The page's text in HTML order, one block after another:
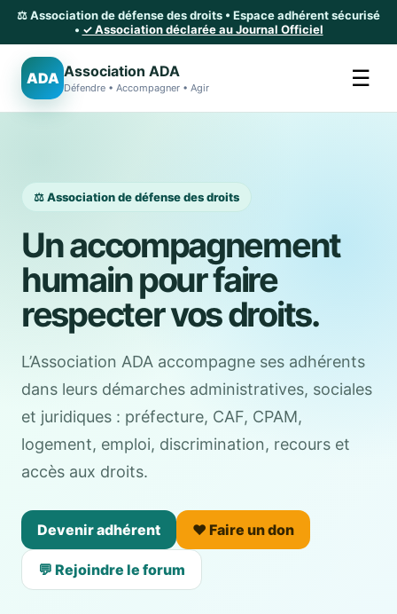
⚖️ Association de défense des droits • Espace adhérent sécurisé
• ✓ Association déclarée au Journal Officiel
ADA Association ADA
Défendre • Accompagner • Agir ☰
⚖️ Association de défense des droits
Un accompagnement
humain pour faire
respecter vos droits.
L’Association ADA accompagne ses adhérents
dans leurs démarches administratives, sociales
et juridiques : préfecture, CAF, CPAM,
logement, emploi, discrimination, recours et
accès aux droits.
Devenir adhérent ❤️ Faire un don
💬 Rejoindre le forum